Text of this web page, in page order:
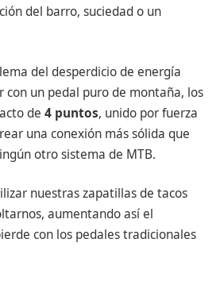
del barro, suciedad o un
del desperdicio de energía
con un pedal puro de montaña, los
de 4 puntos, unido por fuerza
una conexión más sólida que
otro sistema de MTB.
nuestras zapatillas de tacos
aumentando así el
con los pedales tradicionales